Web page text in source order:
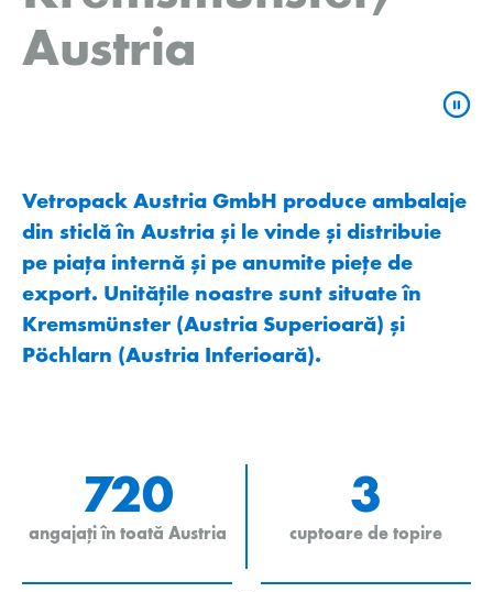
Austria
Vetropack Austria GmbH produce ambalaje
din sticlă în Austria și le vinde și distribuie
pe piața internă și pe anumite piețe de
export. Unitățile noastre sunt situate în
Kremsmünster (Austria Superioară) și
Pöchlarn (Austria Inferioară).
720
angajați în toată Austria
3
cuptoare de topire